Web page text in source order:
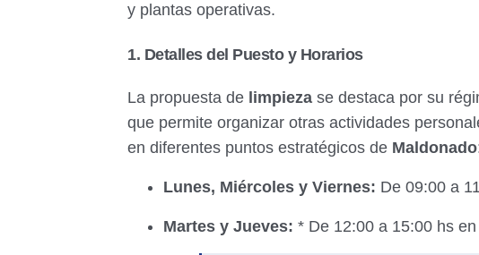
y plantas operativas.
1. Detalles del Puesto y Horarios
La propuesta de limpieza se destaca por su
que permite organizar otras actividades
en diferentes puntos estratégicos de Maldonado
Lunes, Miércoles y Viernes: De 09:00 a
Martes y Jueves: * De 12:00 a 15:00 hs en